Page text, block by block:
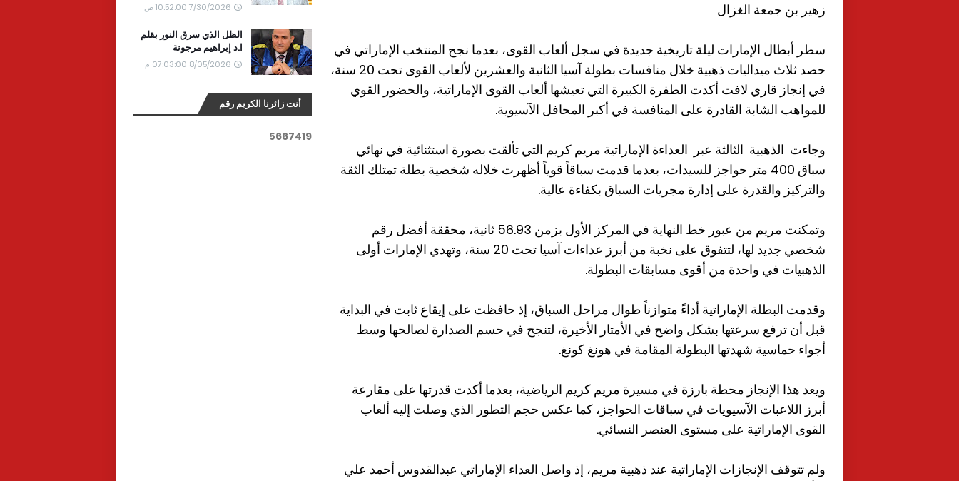
زهير بن جمعة الغزال
سطر أبطال الإمارات ليلة تاريخية جديدة في سجل ألعاب القوى، بعدما نجح المنتخب الإماراتي في
حصد ثلاث ميداليات ذهبية خلال منافسات بطولة آسيا الثانية والعشرين لألعاب القوى تحت 20 سنة،
في إنجاز قاري لافت أكدت الطفرة الكبيرة التي تعيشها ألعاب القوى الإماراتية، والحضور القوي
للمواهب الشابة القادرة على المنافسة في أكبر المحافل الآسيوية.
وجاءت الذهبية الثالثة عبر العداءة الإماراتية مريم كريم التي تألقت بصورة استثنائية في نهائي
سباق 400 متر حواجز للسيدات، بعدما قدمت سباقاً قوياً أظهرت خلاله شخصية بطلة تمتلك الثقة
والتركيز والقدرة على إدارة مجريات السباق بكفاءة عالية.
وتمكنت مريم من عبور خط النهاية في المركز الأول بزمن 56.93 ثانية، محققة أفضل رقم
شخصي جديد لها، لتتفوق على نخبة من أبرز عداءات آسيا تحت 20 سنة، وتهدي الإمارات أولى
الذهبيات في واحدة من أقوى مسابقات البطولة.
وقدمت البطلة الإماراتية أداءً متوازناً طوال مراحل السباق، إذ حافظت على إيقاع ثابت في البداية
قبل أن ترفع سرعتها بشكل واضح في الأمتار الأخيرة، لتنجح في حسم الصدارة لصالحها وسط
أجواء حماسية شهدتها البطولة المقامة في هونغ كونغ.
ويعد هذا الإنجاز محطة بارزة في مسيرة مريم كريم الرياضية، بعدما أكدت قدرتها على مقارعة
أبرز اللاعبات الآسيويات في سباقات الحواجز، كما عكس حجم التطور الذي وصلت إليه ألعاب
القوى الإماراتية على مستوى العنصر النسائي.
ولم تتوقف الإنجازات الإماراتية عند ذهبية مريم، إذ واصل العداء الإماراتي عبدالقدوس أحمد علي
7/30/2026 10:52:00 ص
الظل الذي سرق النور بقلم
ا.د إبراهيم مرجونة
8/05/2026 07:03:00 م
أنت زائرنا الكريم رقم
5667419